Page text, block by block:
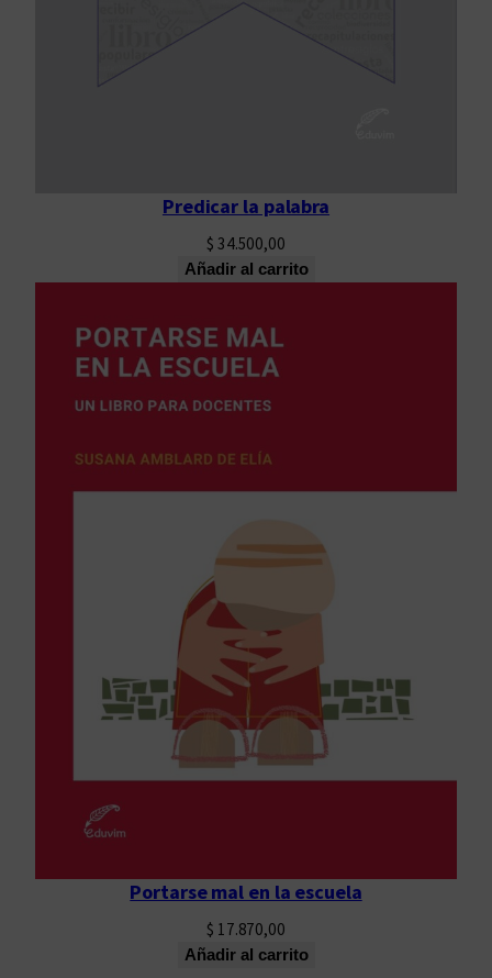
Predicar la palabra
$ 34.500,00
Añadir al carrito
Portarse mal en la escuela
$ 17.870,00
Añadir al carrito